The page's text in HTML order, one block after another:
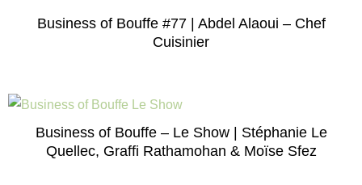
Business of Bouffe #77 | Abdel Alaoui – Chef
Cuisinier
Business of Bouffe – Le Show | Stéphanie Le
Quellec, Graffi Rathamohan & Moïse Sfez